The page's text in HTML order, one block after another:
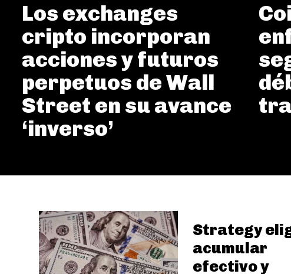
Los exchanges
cripto incorporan
acciones y futuros
perpetuos de Wall
Street en su avance
‘inverso’
Strategy
acumular
efectivo y